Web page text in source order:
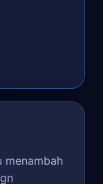
menambah